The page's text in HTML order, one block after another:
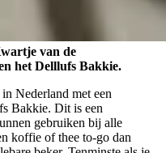
van de
het Delllufs Bakkie.
Nederland met een
Bakkie. Dit is een
gebruiken bij alle
koffie of thee to-go dan